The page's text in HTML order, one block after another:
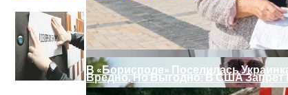
На Какую Зарплату Могут
Вредно, Но Выгодно: В США Запрет
В «Борисполе» Поселилась